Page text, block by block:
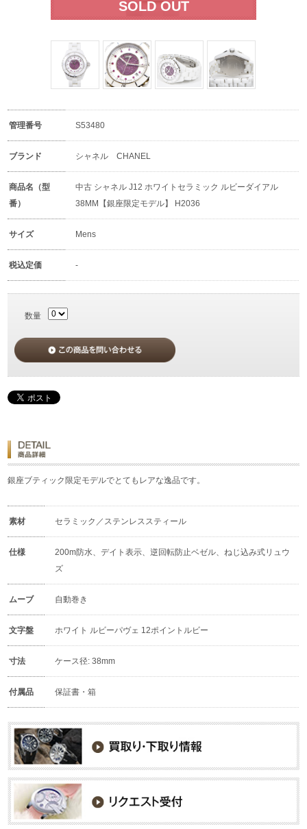
管理番号 S53480
ブランド シャネル CHANEL
商品名（型
番）
中古 シャネル J12 ホワイトセラミック ルビーダイアル
38MM【銀座限定モデル】 H2036
サイズ Mens
税込定価 -
数量
銀座ブティック限定モデルでとてもレアな逸品です。
素材 セラミック／ステンレススティール
仕様
200m防水、デイト表示、逆回転防止ベゼル、ねじ込み式リュウ
ズ
ムーブ 自動巻き
文字盤 ホワイト ルビーパヴェ 12ポイントルビー
寸法 ケース径: 38mm
付属品 保証書・箱